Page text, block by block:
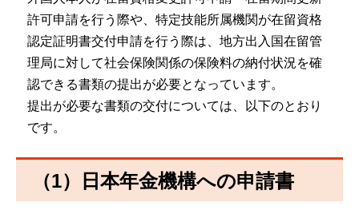
許可申請を行う際や、特定技能所属機関が在留資格
認定証明書交付申請を行う際は、地方出入国在留管
理局に対して社会保険関係の保険料の納付状況を確
認できる書類の提出が必要となっています。
提出が必要な書類の交付については、以下のとおり
です。
（1）日本年金機構への申請書